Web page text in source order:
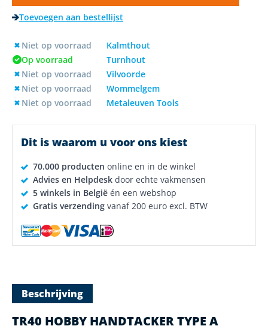
Toevoegen aan bestellijst
Niet op voorraad
Kalmthout
Op voorraad
Turnhout
Niet op voorraad
Vilvoorde
Niet op voorraad
Wommelgem
Niet op voorraad
Metaleuven Tools
Dit is waarom u voor ons kiest
70.000 producten online en in de winkel
Advies en Helpdesk door echte vakmensen
5 winkels in België én een webshop
Gratis verzending vanaf 200 euro excl. BTW
Beschrijving
TR40 HOBBY HANDTACKER TYPE A